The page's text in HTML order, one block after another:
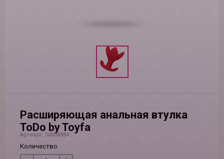
Расширяющая анальная втулка
ToDo by Toyfa
Артикул: 00004884
Количество